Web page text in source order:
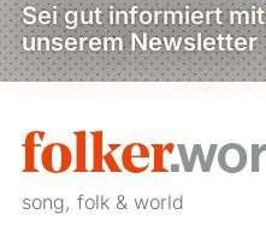
Sei gut informiert mit
unserem Newsletter
song, folk & world